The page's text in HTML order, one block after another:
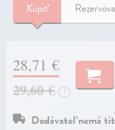
Kúpiť
28,71 €
29,60 €
?
Dodávateľ nemá